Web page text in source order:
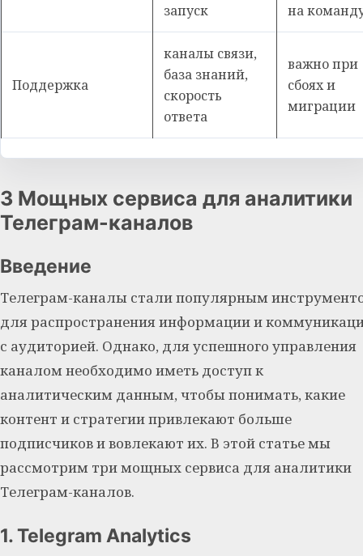
запуск
на
Поддержка
каналы связи,
база знаний,
скорость
ответа
важно при
сбоях и
миграции
3 Мощных сервиса для аналитики
Телеграм-каналов
Введение
Телеграм-каналы стали популярным
для распространения информации и
с аудиторией. Однако, для успешного управления
каналом необходимо иметь доступ к
аналитическим данным, чтобы понимать, какие
контент и стратегии привлекают больше
подписчиков и вовлекают их. В этой статье мы
рассмотрим три мощных сервиса для аналитики
Телеграм-каналов.
1. Telegram Analytics